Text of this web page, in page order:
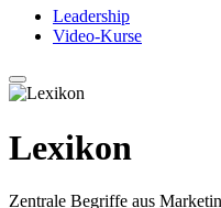
Leadership
Video-Kurse
Lexikon
Zentrale Begriffe aus